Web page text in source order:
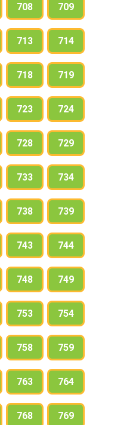
708 709
713 714
718 719
723 724
728 729
733 734
738 739
743 744
748 749
753 754
758 759
763 764
768 769